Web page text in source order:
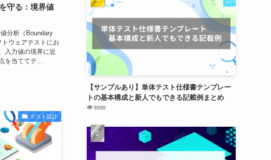
守る：境界値
分析（Boundary
ウェアテストにお
入力値の境界に近
を当ててテ...
テスト設計
【サンプルあり】単体テスト仕様書テンプレー
トの基本構成と新人でもできる記載例まとめ
9998